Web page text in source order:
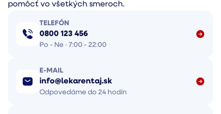
pomôcť vo všetkých smeroch.
TELEFÓN
0800 123 456
Po - Ne · 7:00 - 22:00
E-MAIL
info@lekarentaj.sk
Odpovedáme do 24 hodín